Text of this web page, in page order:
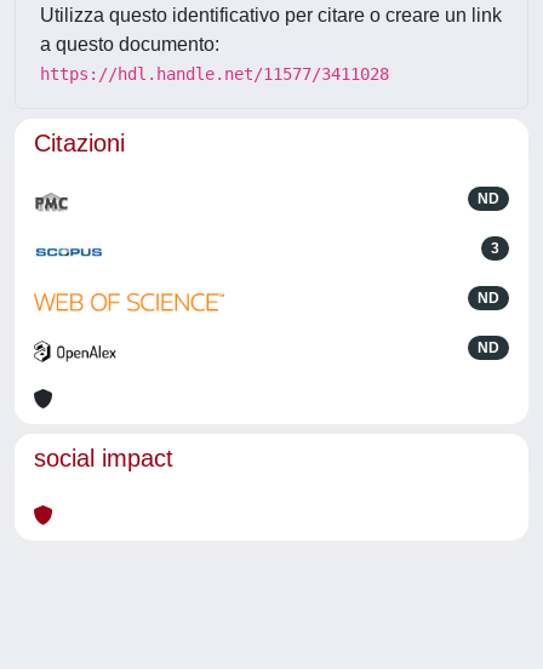
Utilizza questo identificativo per citare o creare un link
a questo documento:
https://hdl.handle.net/11577/3411028
Citazioni
ND
3
ND
ND
social impact